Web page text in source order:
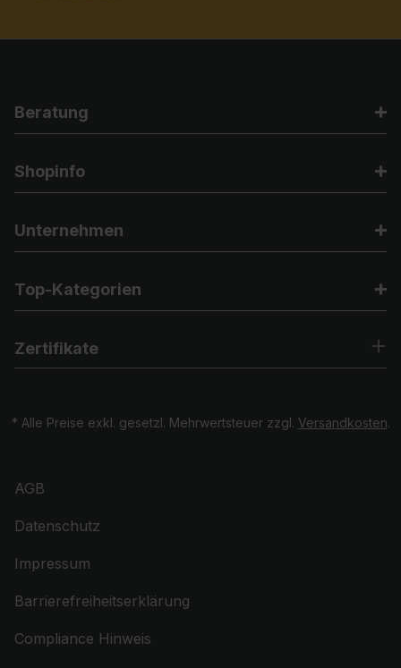
Beratung
Shopinfo
Unternehmen
Top-Kategorien
Zertifikate
* Alle Preise exkl. gesetzl. Mehrwertsteuer zzgl. Versandkosten.
AGB
Datenschutz
Impressum
Barrierefreiheitserklärung
Compliance Hinweis